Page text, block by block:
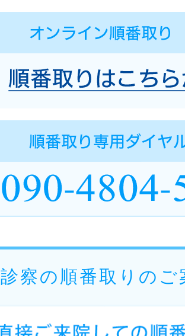
診察の順番取りのご